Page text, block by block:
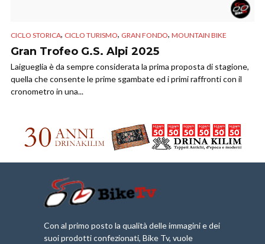
CICLO STORICA, CICLO TURISMO, GRAN FONDO, MOUNTAIN BIKE
Gran Trofeo G.S. Alpi 2025
Laigueglia è da sempre considerata la prima proposta di stagione,
quella che consente le prime sgambate ed i primi raffronti con il
cronometro in una...
Con al primo posto la qualità delle immagini e dei
suoi prodotti confezionati, Bike Tv, vuole